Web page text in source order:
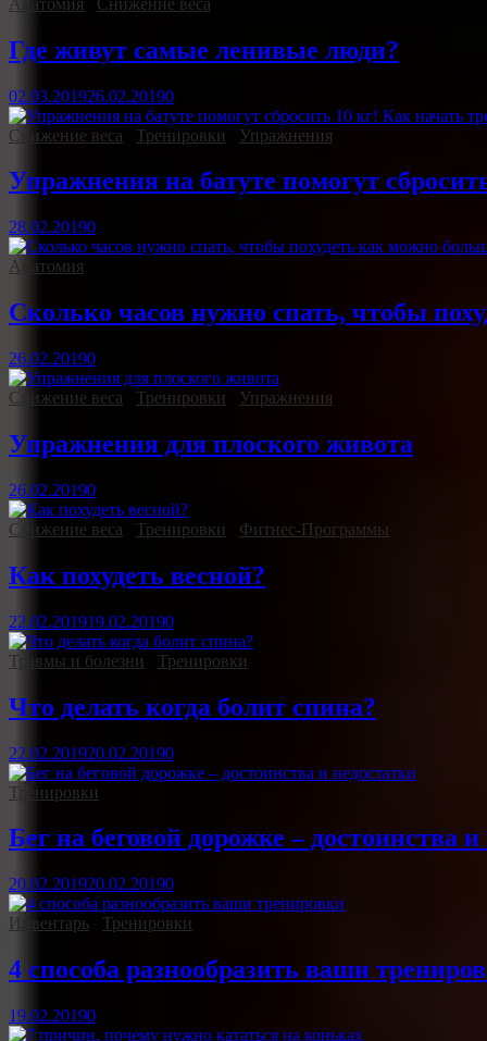
Где живут самые ленивые люди?
02.03.201926.02.20190
Снижение веса Тренировки Упражнения
Упражнения на батуте помогут
28.02.20190
Анатомия
Сколько часов нужно спать, чтобы
26.02.20190
Снижение веса Тренировки Упражнения
Упражнения для плоского живота
26.02.20190
Снижение веса Тренировки Фитнес-Программы
Как похудеть весной?
22.02.201919.02.20190
Травмы и болезни Тренировки
Что делать когда болит спина?
22.02.201920.02.20190
Тренировки
Бег на беговой дорожке – достоинства и
20.02.201920.02.20190
Инвентарь Тренировки
4 способа разнообразить ваши
19.02.20190